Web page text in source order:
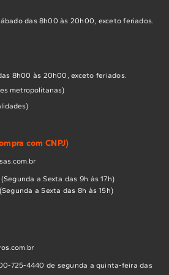
das 8h00 às 20h00, exceto feriados.
8h00 às 20h00, exceto feriados.
metropolitanas)
com CNPJ)
a Sexta das 9h às 17h)
a Sexta das 8h às 15h)
725-4440 de segunda a quinta-feira das